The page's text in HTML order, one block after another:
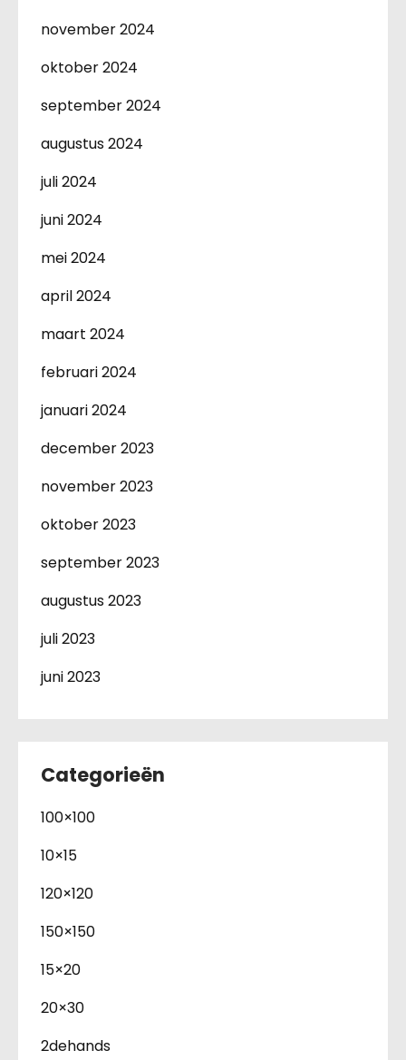
november 2024
oktober 2024
september 2024
augustus 2024
juli 2024
juni 2024
mei 2024
april 2024
maart 2024
februari 2024
januari 2024
december 2023
november 2023
oktober 2023
september 2023
augustus 2023
juli 2023
juni 2023
Categorieën
100×100
10×15
120×120
150×150
15×20
20×30
2dehands